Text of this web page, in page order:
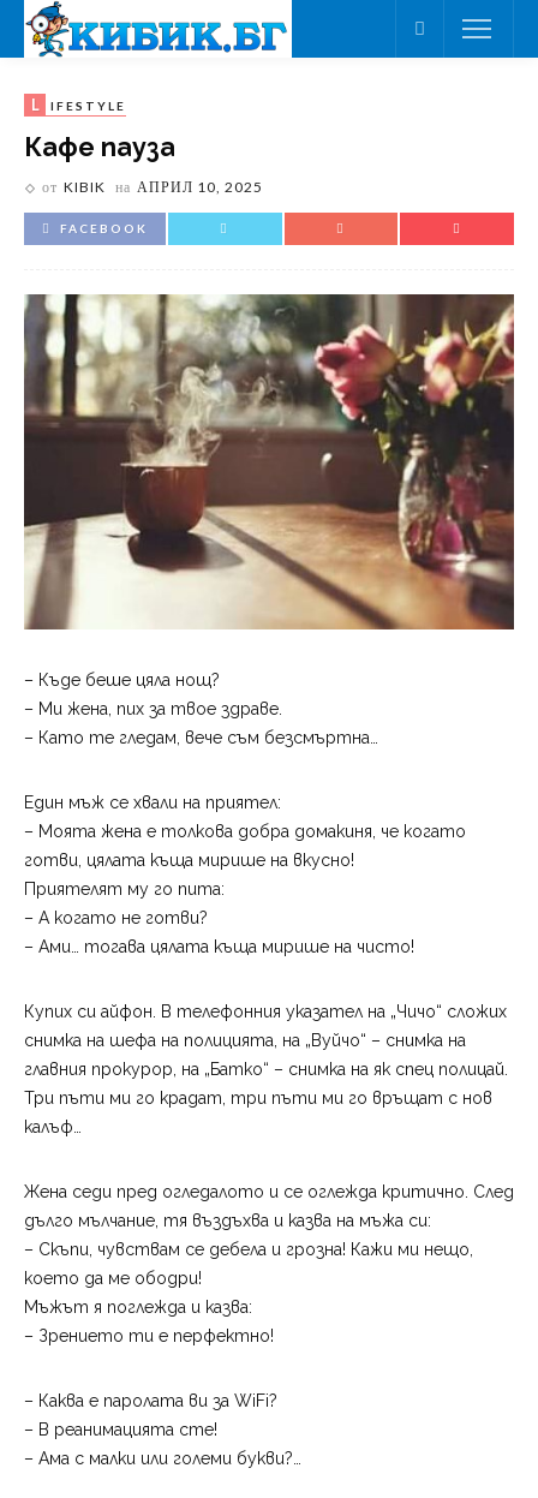
L IFESTYLE
Кафе пауза
от KIBIK на АПРИЛ 10, 2025
FACEBOOK
– Къде беше цяла нощ?
– Ми жена, пих за твое здраве.
– Като те гледам, вече съм безсмъртна…
Един мъж се хвали на приятел:
– Моята жена е толкова добра домакиня, че когато
готви, цялата къща мирише на вкусно!
Приятелят му го пита:
– А когато не готви?
– Ами… тогава цялата къща мирише на чисто!
Купих си айфон. В телефонния указател на „Чичо“ сложих
снимка на шефа на полицията, на „Вуйчо“ – снимка на
главния прокурор, на „Батко“ – снимка на як спец полицай.
Три пъти ми го крадат, три пъти ми го връщат с нов
калъф…
Жена седи пред огледалото и се оглежда критично. След
дълго мълчание, тя въздъхва и казва на мъжа си:
– Скъпи, чувствам се дебела и грозна! Кажи ми нещо,
което да ме ободри!
Мъжът я поглежда и казва:
– Зрението ти е перфектно!
– Каква е паролата ви за WiFi?
– В реанимацията сте!
– Ама с малки или големи букви?…